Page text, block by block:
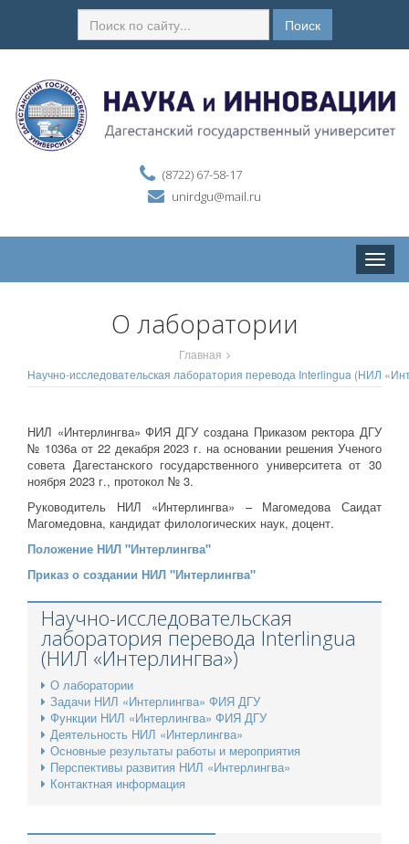
Поиск
(8722) 67-58-17
unirdgu@mail.ru
Toggle
О лаборатории
Главная
Научно-исследовательская лаборатория перевода Interlingua (НИЛ
НИЛ «Интерлингва» ФИЯ ДГУ создана Приказом ректора ДГУ
№ 1036а от 22 декабря 2023 г. на основании решения Ученого
совета Дагестанского государственного университета от 30
ноября 2023 г., протокол № 3.
Руководитель НИЛ «Интерлингва» – Магомедова Саидат
Магомедовна, кандидат филологических наук, доцент.
Положение НИЛ "Интерлингва"
Приказ о создании НИЛ "Интерлингва"
Научно-исследовательская
лаборатория перевода Interlingua
(НИЛ «Интерлингва»)
О лаборатории
Задачи НИЛ «Интерлингва» ФИЯ ДГУ
Функции НИЛ «Интерлингва» ФИЯ ДГУ
Деятельность НИЛ «Интерлингва»
Основные результаты работы и мероприятия
Перспективы развития НИЛ «Интерлингва»
Контактная информация